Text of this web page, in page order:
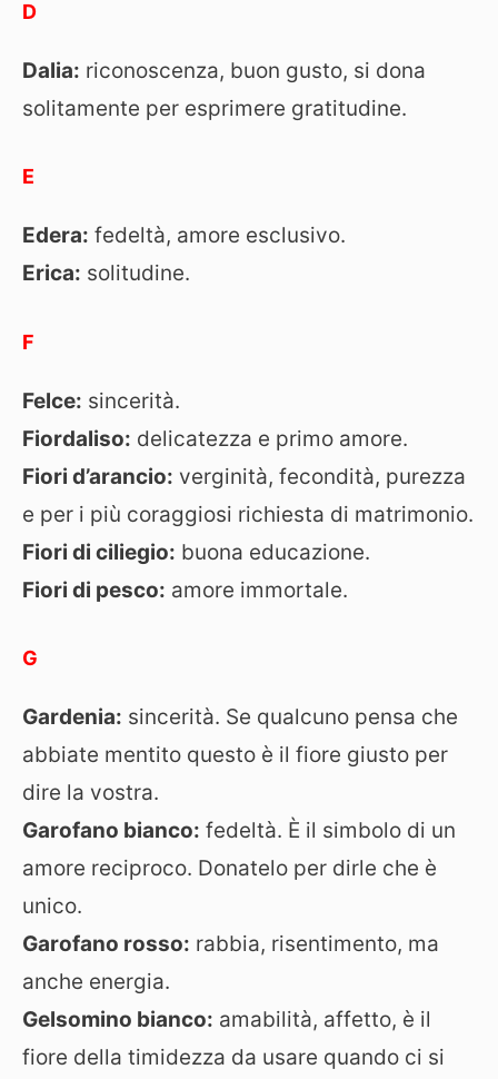
D
Dalia: riconoscenza, buon gusto, si dona
solitamente per esprimere gratitudine.
E
Edera: fedeltà, amore esclusivo.
Erica: solitudine.
F
Felce: sincerità.
Fiordaliso: delicatezza e primo amore.
Fiori d’arancio: verginità, fecondità, purezza
e per i più coraggiosi richiesta di matrimonio.
Fiori di ciliegio: buona educazione.
Fiori di pesco: amore immortale.
G
Gardenia: sincerità. Se qualcuno pensa che
abbiate mentito questo è il fiore giusto per
dire la vostra.
Garofano bianco: fedeltà. È il simbolo di un
amore reciproco. Donatelo per dirle che è
unico.
Garofano rosso: rabbia, risentimento, ma
anche energia.
Gelsomino bianco: amabilità, affetto, è il
fiore della timidezza da usare quando ci si